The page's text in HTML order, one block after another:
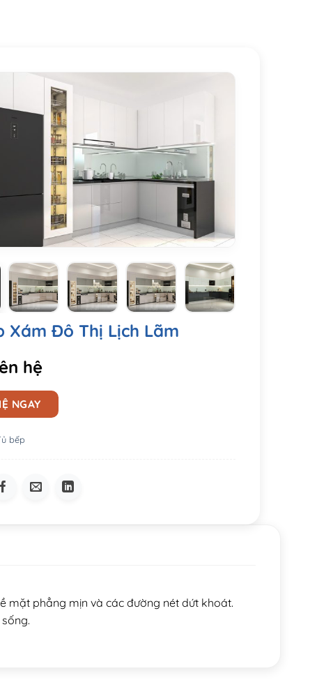
Xám Đô Thị Lịch Lãm
hệ
NGAY
bếp
mặt phẳng mịn và các đường nét dứt khoát.